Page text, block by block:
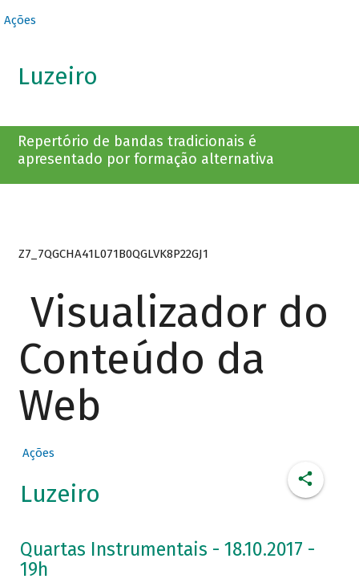
Ações
Luzeiro
Repertório de bandas tradicionais é
apresentado por formação alternativa
Z7_7QGCHA41L071B0QGLVK8P22GJ1
Visualizador do
Conteúdo da
Web
Ações
Luzeiro
Quartas Instrumentais - 18.10.2017 -
19h